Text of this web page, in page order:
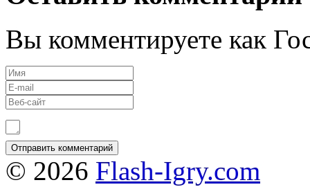
Вы комментируете как
© 2026 Flash-Igry.com